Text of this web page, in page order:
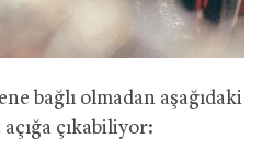
bağlı olmadan aşağıdaki
çıkabiliyor: